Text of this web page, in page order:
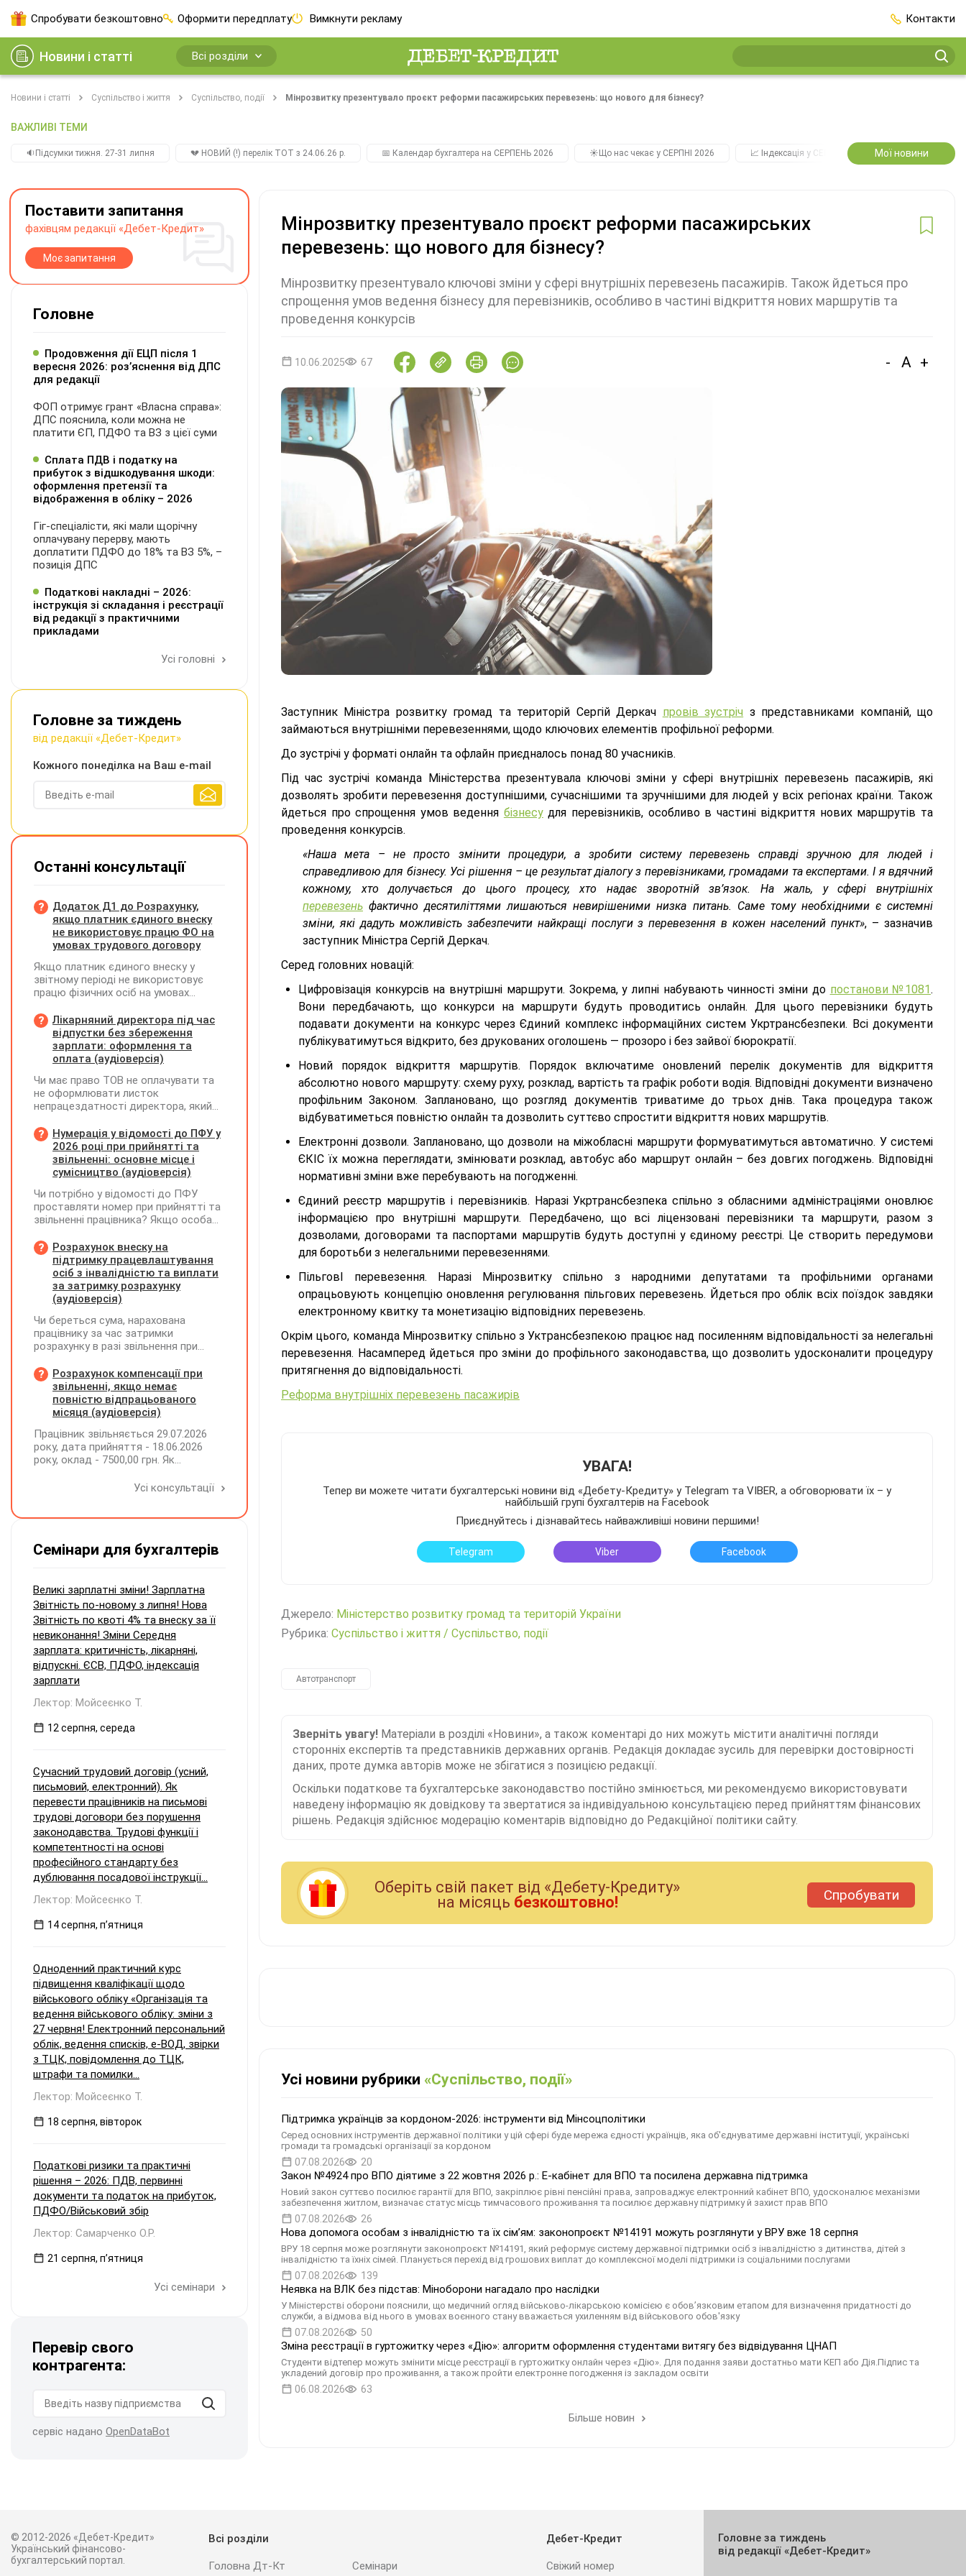
Спробувати безкоштовно Оформити передплату Вимкнути рекламу Контакти
Новини і статті Всі розділи
Новини і статті Суспільство і життя Суспільство, події Мінрозвитку презентувало проєкт реформи пасажирських перевезень: що нового для бізнесу?
ВАЖЛИВІ ТЕМИ
🔉Підсумки тижня. 27-31 липня 💔 НОВИЙ (!) перелік ТОТ з 24.06.26 р. 📅 Календар бухгалтера на СЕРПЕНЬ 2026 ☀️Що нас чекає у СЕРПНІ 2026 📈 Індексація у СЕРПНІ 2️⃣0️⃣2️⃣7️⃣ Усі
Мої новини
Мінрозвитку презентувало проєкт реформи пасажирських
перевезень: що нового для бізнесу?
Мінрозвитку презентувало ключові зміни у сфері внутрішніх перевезень пасажирів. Також йдеться про
спрощення умов ведення бізнесу для перевізників, особливо в частині відкриття нових маршрутів та
проведення конкурсів
10.06.2025 67 - A +
Заступник Міністра розвитку громад та територій Сергій Деркач провів зустріч з представниками компаній, що
займаються внутрішніми перевезеннями, щодо ключових елементів профільної реформи.
До зустрічі у форматі онлайн та офлайн приєдналось понад 80 учасників.
Під час зустрічі команда Міністерства презентувала ключові зміни у сфері внутрішніх перевезень пасажирів, які
дозволять зробити перевезення доступнішими, сучаснішими та зручнішими для людей у всіх регіонах країни. Також
йдеться про спрощення умов ведення бізнесудля перевізників, особливо в частині відкриття нових маршрутів та
проведення конкурсів.
«Наша мета – не просто змінити процедури, а зробити систему перевезень справді зручною для людей і
справедливою для бізнесу. Усі рішення – це результат діалогу з перевізниками, громадами та експертами. І я вдячний
кожному, хто долучається до цього процесу, хто надає зворотній зв’язок. На жаль, у сфері внутрішніх
перевезень фактично десятиліттями лишаються невирішеними низка питань. Саме тому необхідними є системні
зміни, які дадуть можливість забезпечити найкращі послуги з перевезення в кожен населений пункт», – зазначив
заступник Міністра Сергій Деркач.
Серед головних новацій:
Цифровізація конкурсів на внутрішні маршрути. Зокрема, у липні набувають чинності зміни до постанови №1081.
Вони передбачають, що конкурси на маршрути будуть проводитись онлайн. Для цього перевізники будуть
подавати документи на конкурс через Єдиний комплекс інформаційних систем Укртрансбезпеки. Всі документи
публікуватимуться відкрито, без друкованих оголошень — прозоро і без зайвої бюрократії.
Новий порядок відкриття маршрутів. Порядок включатиме оновлений перелік документів для відкриття
абсолютно нового маршруту: схему руху, розклад, вартість та графік роботи водія. Відповідні документи визначено
профільним Законом. Заплановано, що розгляд документів триватиме до трьох днів. Така процедура також
відбуватиметься повністю онлайн та дозволить суттєво спростити відкриття нових маршрутів.
Електронні дозволи. Заплановано, що дозволи на міжобласні маршрути формуватимуться автоматично. У системі
ЄКІС їх можна переглядати, змінювати розклад, автобус або маршрут онлайн – без довгих погоджень. Відповідні
нормативні зміни вже перебувають на погодженні.
Єдиний реєстр маршрутів і перевізників. Наразі Укртрансбезпека спільно з обласними адміністраціями оновлює
інформацією про внутрішні маршрути. Передбачено, що всі ліцензовані перевізники та маршрути, разом з
дозволами, договорами та паспортами маршрутів будуть доступні у єдиному реєстрі. Це створить передумови
для боротьби з нелегальними перевезеннями.
ПільговІ перевезення. Наразі Мінрозвитку спільно з народними депутатами та профільними органами
опрацьовують концепцію оновлення регулювання пільгових перевезень. Йдеться про облік всіх поїздок завдяки
електронному квитку та монетизацію відповідних перевезень.
Окрім цього, команда Мінрозвитку спільно з Уктрансбезпекою працює над посиленням відповідальності за нелегальні
перевезення. Насамперед йдеться про зміни до профільного законодавства, що дозволить удосконалити процедуру
притягнення до відповідальності.
Реформа внутрішніх перевезень пасажирів
УВАГА!
Тепер ви можете читати бухгалтерські новини від «Дебету-Кредиту» у Telegram та VIBER, а обговорювати їх – у
найбільшій групі бухгалтерів на Facebook
Приєднуйтесь і дізнавайтесь найважливіші новини першими!
Telegram Viber Facebook
Джерело: Міністерство розвитку громад та територій України
Рубрика: Суспільство і життя / Суспільство, події
Автотранспорт
Зверніть увагу! Матеріали в розділі «Новини», а також коментарі до них можуть містити аналітичні погляди
сторонніх експертів та представників державних органів. Редакція докладає зусиль для перевірки достовірності
даних, проте думка авторів може не збігатися з позицією редакції.
Оскільки податкове та бухгалтерське законодавство постійно змінюється, ми рекомендуємо використовувати
наведену інформацію як довідкову та звертатися за індивідуальною консультацією перед прийняттям фінансових
рішень. Редакція здійснює модерацію коментарів відповідно до Редакційної політики сайту.
Оберiть свiй пакет вiд «Дебету-Кредиту»
на мiсяць безкоштовно! Спробувати
Усі новини рубрики «Суспільство, події»
Підтримка українців за кордоном-2026: інструменти від Мінсоцполітики
Серед основних інструментів державної політики у цій сфері буде мережа єдності українців, яка об'єднуватиме державні інституції, українські
громади та громадські організації за кордоном
07.08.2026 20
Закон №4924 про ВПО діятиме з 22 жовтня 2026 р.: Е-кабінет для ВПО та посилена державна підтримка
Новий закон суттєво посилює гарантії для ВПО, закріплює рівні пенсійні права, запроваджує електронний кабінет ВПО, удосконалює механізми
забезпечення житлом, визначає статус місць тимчасового проживання та посилює державну підтримку й захист прав ВПО
07.08.2026 26
Нова допомога особам з інвалідністю та їх сімʼям: законопроєкт №14191 можуть розглянути у ВРУ вже 18 серпня
ВРУ 18 серпня може розглянути законопроєкт №14191, який реформує систему державної підтримки осіб з інвалідністю з дитинства, дітей з
інвалідністю та їхніх сімей. Планується перехід від грошових виплат до комплексної моделі підтримки із соціальними послугами
07.08.2026 139
Неявка на ВЛК без підстав: Міноборони нагадало про наслідки
У Міністерстві оборони пояснили, що медичний огляд військово-лікарською комісією є обов’язковим етапом для визначення придатності до
служби, а відмова від нього в умовах воєнного стану вважається ухиленням від військового обов'язку
07.08.2026 50
Зміна реєстрації в гуртожитку через «Дію»: алгоритм оформлення студентами витягу без відвідування ЦНАП
Студенти відтепер можуть змінити місце реєстрації в гуртожитку онлайн через «Дію». Для подання заяви достатньо мати КЕП або Дія.Підпис та
укладений договір про проживання, а також пройти електронне погодження із закладом освіти
06.08.2026 63
Більше новин
Поставити запитання
фахівцям редакції «Дебет-Кредит»
Моє запитання
Головне
Продовження дії ЕЦП після 1
вересня 2026: розʼяснення від ДПС
для редакції
ФОП отримує грант «Власна справа»:
ДПС пояснила, коли можна не
платити ЄП, ПДФО та ВЗ з цієї суми
Сплата ПДВ і податку на
прибуток з відшкодування шкоди:
оформлення претензії та
відображення в обліку – 2026
Гіг-спеціалісти, які мали щорічну
оплачувану перерву, мають
доплатити ПДФО до 18% та ВЗ 5%, –
позиція ДПС
Податкові накладні – 2026:
інструкція зі складання і реєстрації
від редакції з практичними
прикладами
Усі головні
Головне за тиждень
від редакції «Дебет-Кредит»
Кожного понеділка на Ваш e-mail
Останні консультації
Додаток Д1 до Розрахунку,
якщо платник єдиного внеску
не використовує працю ФО на
умовах трудового договору
Якщо платник єдиного внеску у
звітному періоді не використовує
працю фізичних осіб на умовах
на інших умовах, передбачених
законодавством, Додаток Д1/
Додаток ФІЗ-Д1 за відповідний
період не подається
Лікарняний директора під час
відпустки без збереження
зарплати: оформлення та
оплата (аудіоверсія)
Чи має право ТОВ не оплачувати та
не оформлювати листок
непрацездатності директора, який
збереження заробітної плати під час
призупинення діяльності
підприємства?
Нумерація у відомості до ПФУ у
2026 році при прийнятті та
звільненні: основне місце і
сумісництво (аудіоверсія)
Чи потрібно у відомості до ПФУ
проставляти номер при прийнятті та
звільненні працівника? Якщо особа
місцем роботи та за сумісництвом,
чи рахується це як два роботодавці?
Розрахунок внеску на
підтримку працевлаштування
осіб з інвалідністю та виплати
за затримку розрахунку
(аудіоверсія)
Чи береться сума, нарахована
працівнику за час затримки
розрахунку в разі звільнення при
заробітної плати (винагороди), для
розрахунку внеску на підтримку
працевлаштування осіб з
інвалідністю?
Розрахунок компенсації при
звільненні, якщо немає
повністю відпрацьованого
місяця (аудіоверсія)
Працівник звільняється 29.07.2026
року, дата прийняття - 18.06.2026
року, оклад - 7500,00 грн. Як
невикористаних днів відпустки при
Усі консультації
Семінари для бухгалтерів
Великі зарплатні зміни! Зарплатна
Звітність по-новому з липня! Нова
Звітність по квоті 4% та внеску за її
невиконання! Зміни Середня
зарплата: критичність, лікарняні,
відпускні. ЄСВ, ПДФО, індексація
зарплати
Лектор: Мойсеєнко Т.
12 серпня, середа
Сучасний трудовий договір (усний,
письмовий, електронний). Як
перевести працівників на письмові
трудові договори без порушення
законодавства. Трудові функції і
компетентності на основі
професійного стандарту без
дублювання посадової інструкції...
Лектор: Мойсеєнко Т.
14 серпня, пʼятниця
Одноденний практичний курс
підвищення кваліфікації щодо
військового обліку «Організація та
ведення військового обліку: зміни з
27 червня! Електронний персональний
облік, ведення списків, е-ВОД, звірки
з ТЦК, повідомлення до ТЦК,
штрафи та помилки...
Лектор: Мойсеєнко Т.
18 серпня, вівторок
Податкові ризики та практичні
рішення – 2026: ПДВ, первинні
документи та податок на прибуток,
ПДФО/Військовий збір
Лектор: Самарченко О.Р.
21 серпня, пʼятниця
Усі семінари
Перевір свого
контрагента:
сервіс надано OpenDataBot
© 2012-2026 «Дебет-Кредит»
Український фінансово-
бухгалтерський портал.
Всі розділи
Головна Дт-Кт Семінари
Дебет-Кредит
Свіжий номер
Головне за тиждень
від редакції «Дебет-Кредит»